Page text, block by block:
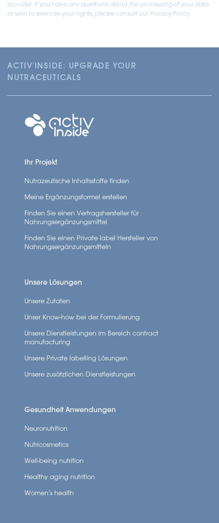
provider. If you have any questions about the processing of your data
or wish to exercise your rights, please consult our Privacy Policy.
ACTIV'INSIDE: UPGRADE YOUR
NUTRACEUTICALS
Ihr Projekt
Nutrazeutische Inhaltsstoffe finden
Meine Ergänzungsformel erstellen
Finden Sie einen Vertragshersteller für
Nahrungsergänzungsmittel
Finden Sie einen Private label Hersteller von
Nahrungsergänzungsmitteln
Unsere Lösungen
Unsere Zutaten
Unser Know-how bei der Formulierung
Unsere Dienstleistungen im Bereich contract
manufacturing
Unsere Private labelling Lösungen
Unsere zusätzlichen Dienstleistungen
Gesundheit Anwendungen
Neuronutrition
Nutricosmetics
Well-being nutrition
Healthy aging nutrition
Women’s health